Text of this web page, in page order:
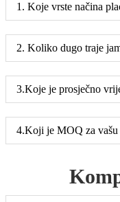
1. Koje vrste načina
2. Koliko dugo traje
3.Koje je prosječno
4.Koji je MOQ za